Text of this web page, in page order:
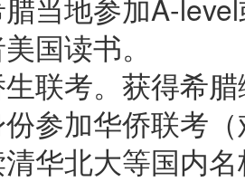
当地参加A-
国读书。
联考。获得希
参加华侨联考
华北大等国内